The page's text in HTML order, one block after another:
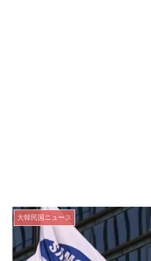
大韓民国ニュース